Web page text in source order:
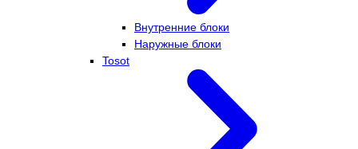
Внутренние блоки
Наружные блоки
Tosot